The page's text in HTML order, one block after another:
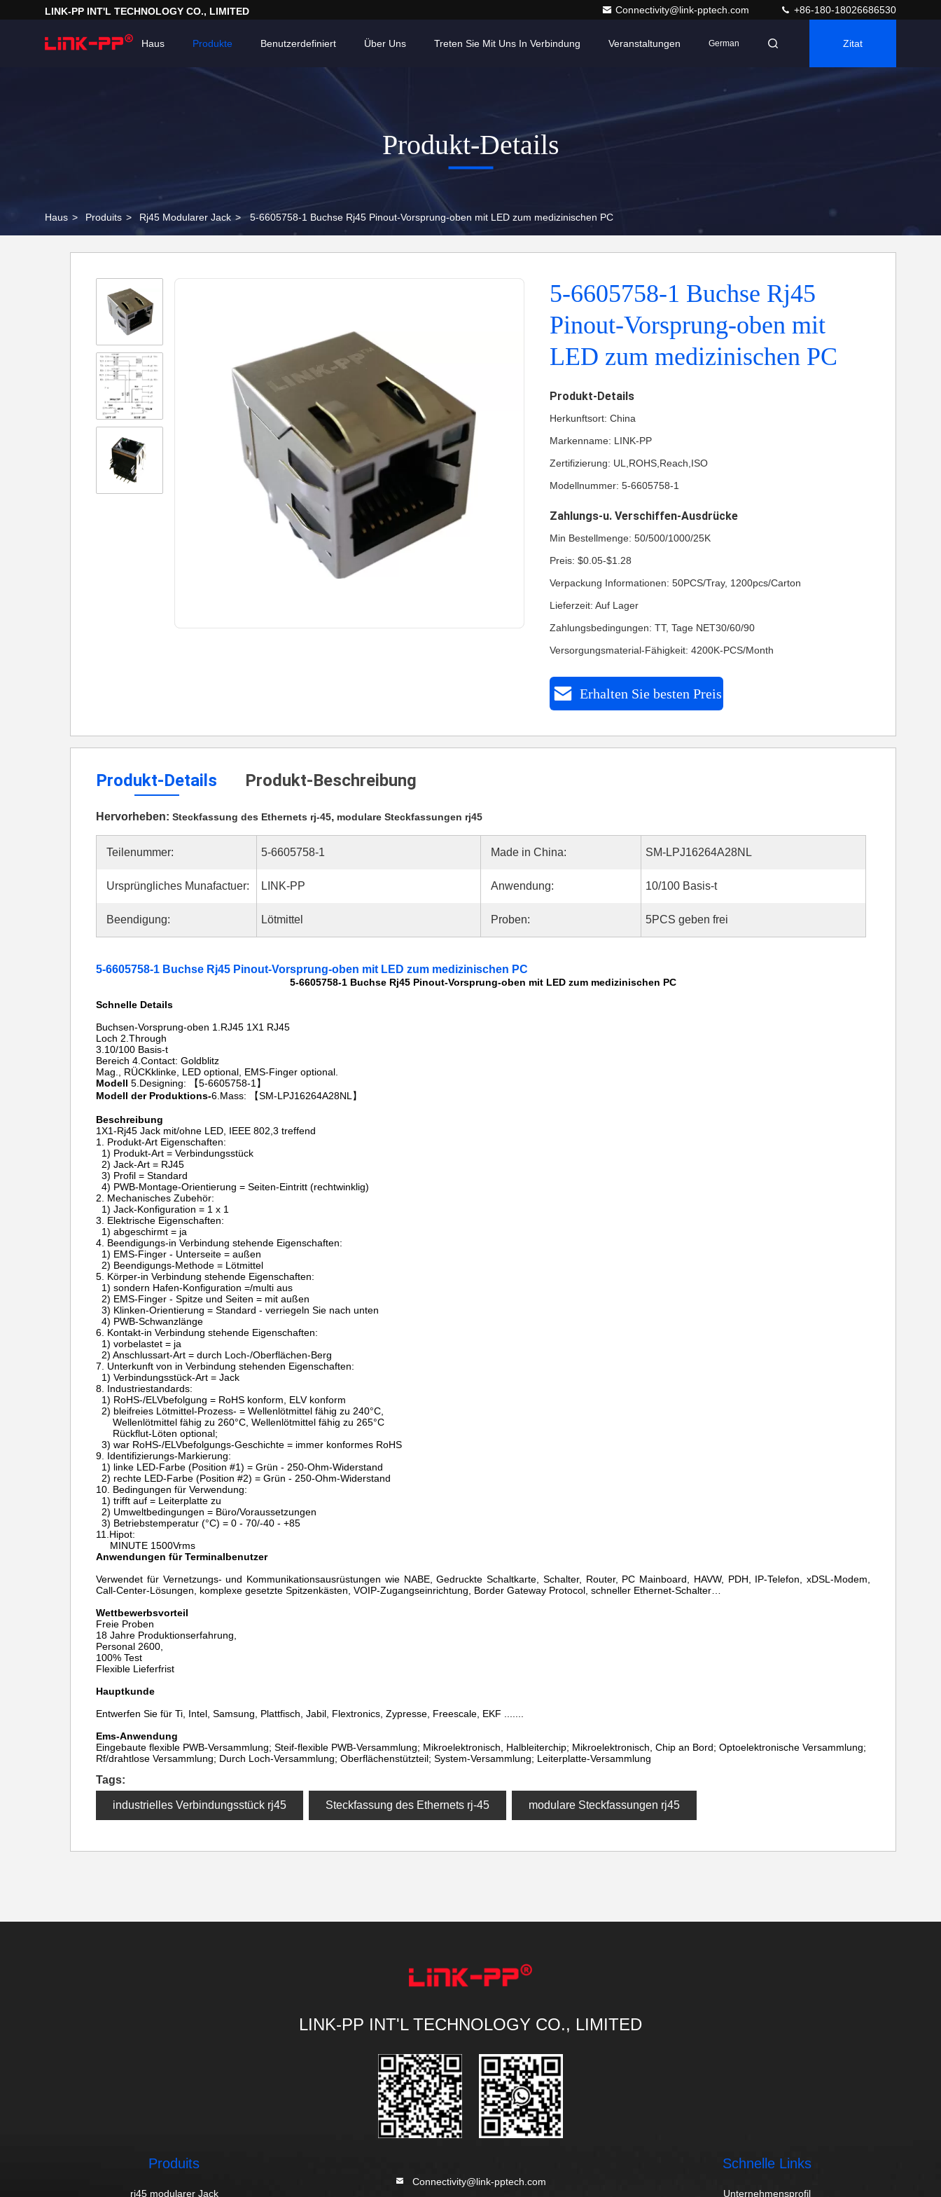
LINK-PP INT'L TECHNOLOGY CO., LIMITED Connectivity@link-pptech.com +86-180-18026686530
Haus Produkte Über Uns Treten Sie Mit Uns In Verbindung Veranstaltungen
Benutzerdefiniert German Zitat
Produkt-Details
Haus > Produits > Rj45 Modularer Jack > 5-6605758-1 Buchse Rj45 Pinout-Vorsprung-oben mit LED zum medizinischen PC
5-6605758-1 Buchse Rj45
Pinout-Vorsprung-oben mit
LED zum medizinischen PC
Produkt-Details
Herkunftsort: China
Markenname: LINK-PP
Zertifizierung: UL,ROHS,Reach,ISO
Modellnummer: 5-6605758-1
Zahlungs-u. Verschiffen-Ausdrücke
Min Bestellmenge: 50/500/1000/25K
Preis: $0.05-$1.28
Verpackung Informationen: 50PCS/Tray, 1200pcs/Carton
Lieferzeit: Auf Lager
Zahlungsbedingungen: TT, Tage NET30/60/90
Versorgungsmaterial-Fähigkeit: 4200K-PCS/Month
Erhalten Sie besten Preis
Produkt-Details Produkt-Beschreibung
Hervorheben: Steckfassung des Ethernets rj-45, modulare Steckfassungen rj45
Teilenummer: 5-6605758-1 Made in China: SM-LPJ16264A28NL
Ursprüngliches Munafactuer: LINK-PP Anwendung: 10/100 Basis-t
Beendigung: Lötmittel Proben: 5PCS geben frei
5-6605758-1 Buchse Rj45 Pinout-Vorsprung-oben mit LED zum medizinischen PC
5-6605758-1 Buchse Rj45 Pinout-Vorsprung-oben mit LED zum medizinischen PC
Schnelle Details
Buchsen-Vorsprung-oben 1.RJ45 1X1 RJ45
Loch 2.Through
3.10/100 Basis-t
Bereich 4.Contact: Goldblitz
Mag., RÜCKklinke, LED optional, EMS-Finger optional.
Modell 5.Designing: 【5-6605758-1】
Modell der Produktions-6.Mass: 【SM-LPJ16264A28NL】
Beschreibung
1X1-Rj45 Jack mit/ohne LED, IEEE 802,3 treffend
1. Produkt-Art Eigenschaften:
1) Produkt-Art = Verbindungsstück
2) Jack-Art = RJ45
3) Profil = Standard
4) PWB-Montage-Orientierung = Seiten-Eintritt (rechtwinklig)
2. Mechanisches Zubehör:
1) Jack-Konfiguration = 1 x 1
3. Elektrische Eigenschaften:
1) abgeschirmt = ja
4. Beendigungs-in Verbindung stehende Eigenschaften:
1) EMS-Finger - Unterseite = außen
2) Beendigungs-Methode = Lötmittel
5. Körper-in Verbindung stehende Eigenschaften:
1) sondern Hafen-Konfiguration =/multi aus
2) EMS-Finger - Spitze und Seiten = mit außen
3) Klinken-Orientierung = Standard - verriegeln Sie nach unten
4) PWB-Schwanzlänge
6. Kontakt-in Verbindung stehende Eigenschaften:
1) vorbelastet = ja
2) Anschlussart-Art = durch Loch-/Oberflächen-Berg
7. Unterkunft von in Verbindung stehenden Eigenschaften:
1) Verbindungsstück-Art = Jack
8. Industriestandards:
1) RoHS-/ELVbefolgung = RoHS konform, ELV konform
2) bleifreies Lötmittel-Prozess- = Wellenlötmittel fähig zu 240°C,
Wellenlötmittel fähig zu 260°C, Wellenlötmittel fähig zu 265°C
Rückflut-Löten optional;
3) war RoHS-/ELVbefolgungs-Geschichte = immer konformes RoHS
9. Identifizierungs-Markierung:
1) linke LED-Farbe (Position #1) = Grün - 250-Ohm-Widerstand
2) rechte LED-Farbe (Position #2) = Grün - 250-Ohm-Widerstand
10. Bedingungen für Verwendung:
1) trifft auf = Leiterplatte zu
2) Umweltbedingungen = Büro/Voraussetzungen
3) Betriebstemperatur (°C) = 0 - 70/-40 - +85
11.Hipot:
MINUTE 1500Vrms
Anwendungen für Terminalbenutzer
Verwendet für Vernetzungs- und Kommunikationsausrüstungen wie NABE, Gedruckte Schaltkarte, Schalter, Router, PC Mainboard, HAVW, PDH, IP-Telefon, xDSL-Modem,
Call-Center-Lösungen, komplexe gesetzte Spitzenkästen, VOIP-Zugangseinrichtung, Border Gateway Protocol, schneller Ethernet-Schalter…
Wettbewerbsvorteil
Freie Proben
18 Jahre Produktionserfahrung,
Personal 2600,
100% Test
Flexible Lieferfrist
Hauptkunde
Entwerfen Sie für Ti, Intel, Samsung, Plattfisch, Jabil, Flextronics, Zypresse, Freescale, EKF .......
Ems-Anwendung
Eingebaute flexible PWB-Versammlung; Steif-flexible PWB-Versammlung; Mikroelektronisch, Halbleiterchip; Mikroelektronisch, Chip an Bord; Optoelektronische Versammlung;
Rf/drahtlose Versammlung; Durch Loch-Versammlung; Oberflächenstützteil; System-Versammlung; Leiterplatte-Versammlung
Tags:
industrielles Verbindungsstück rj45 Steckfassung des Ethernets rj-45 modulare Steckfassungen rj45
LINK-PP INT'L TECHNOLOGY CO., LIMITED
Produits
rj45 modularer Jack
Connectivity@link-pptech.com
Schnelle Links
Unternehmensprofil